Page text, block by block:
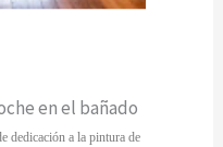
en el bañado
dedicación a la pintura de